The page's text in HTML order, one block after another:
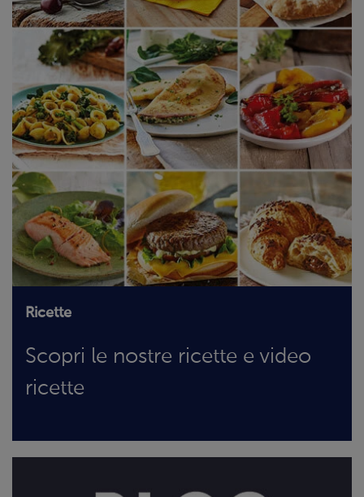
Ricette
Scopri le nostre ricette e video
ricette